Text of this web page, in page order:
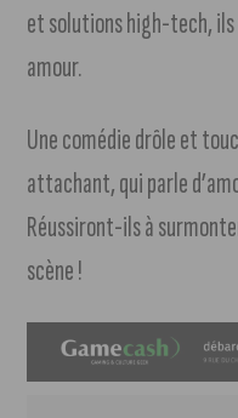
et solutions high-tech,
amour.
Une comédie drôle et
attachant, qui parle
Réussiront-ils à
scène !